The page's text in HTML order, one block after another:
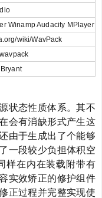
Winamp Audacity MPlayer
wiki/WavPack
状态性质体系。其不
会有消缺形式产生这
由于生成出了个能够
一段较少负担体积空
样在内在装载附带有
实效矫正的修护组件
正过程并完整实现使